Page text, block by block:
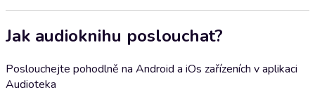
Jak audioknihu poslouchat?
Poslouchejte pohodlně na Android a iOs zařízeních v aplikaci
Audioteka